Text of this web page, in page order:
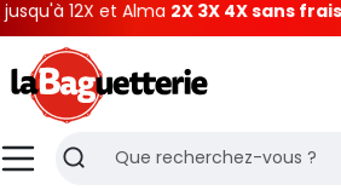
12X et Alma2X 3X 4X sans frais
MenuRecherche